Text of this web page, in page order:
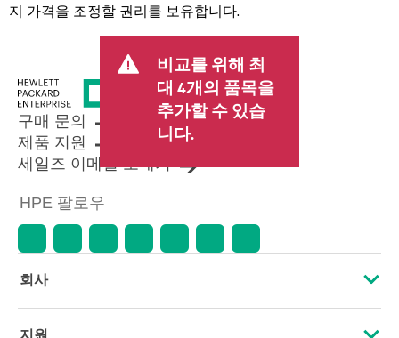
지 가격을 조정할 권리를 보유합니다.
비교를 위해 최
대 4개의 품목을
추가할 수 있습
니다.
구매 문의
제품 지원
세일즈 이메일 보내기
HPE 팔로우
회사
HPE 소개
지원